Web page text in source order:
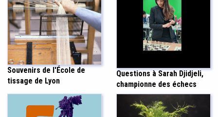
Souvenirs de l'École de
tissage de Lyon
Questions à Sarah Djidjeli,
championne des échecs